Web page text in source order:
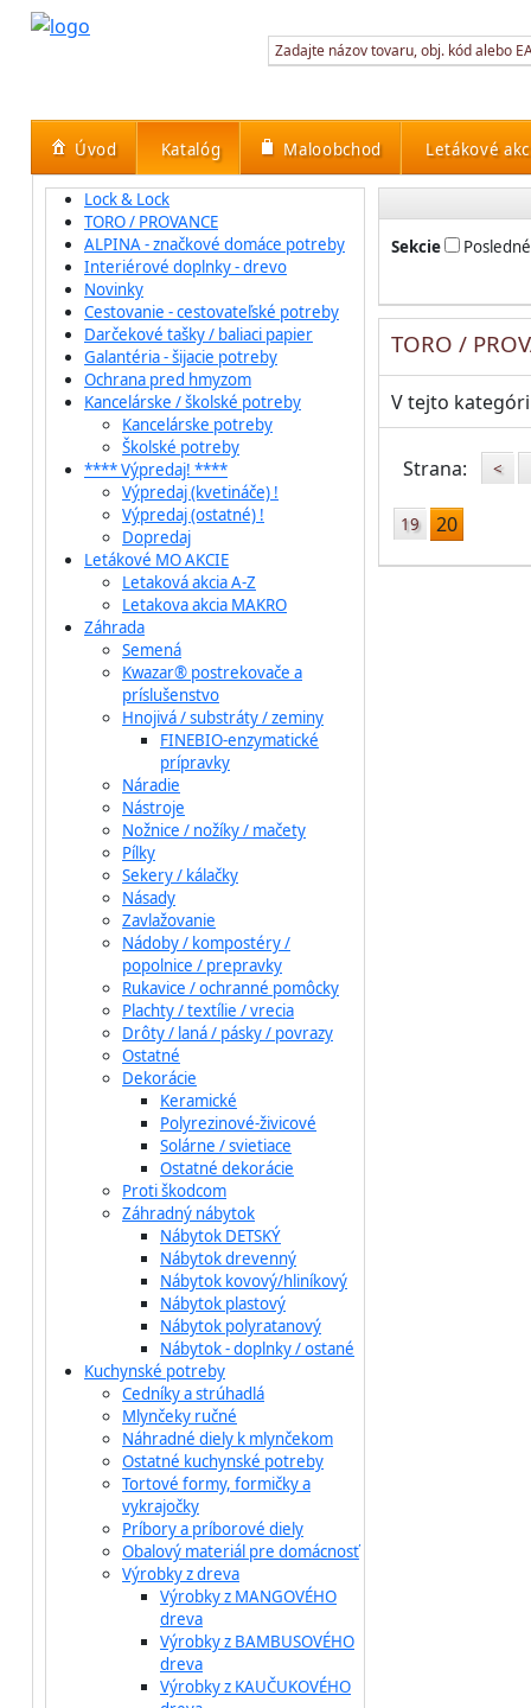
Úvod Katalóg Maloobchod Letákové
Lock & Lock
TORO / PROVANCE
ALPINA - značkové domáce potreby
Interiérové doplnky - drevo
Novinky
Cestovanie - cestovateľské potreby
Darčekové tašky / baliaci papier
Galantéria - šijacie potreby
Ochrana pred hmyzom
Kancelárske / školské potreby
Kancelárske potreby
Školské potreby
**** Výpredaj! ****
Výpredaj (kvetináče) !
Výpredaj (ostatné) !
Dopredaj
Letákové MO AKCIE
Letaková akcia A-Z
Letakova akcia MAKRO
Záhrada
Semená
Kwazar® postrekovače a
príslušenstvo
Hnojivá / substráty / zeminy
FINEBIO-enzymatické
prípravky
Náradie
Nástroje
Nožnice / nožíky / mačety
Pílky
Sekery / kálačky
Násady
Zavlažovanie
Nádoby / kompostéry /
popolnice / prepravky
Rukavice / ochranné pomôcky
Plachty / textílie / vrecia
Drôty / laná / pásky / povrazy
Ostatné
Dekorácie
Keramické
Polyrezinové-živicové
Solárne / svietiace
Ostatné dekorácie
Proti škodcom
Záhradný nábytok
Nábytok DETSKÝ
Nábytok drevenný
Nábytok kovový/hliníkový
Nábytok plastový
Nábytok polyratanový
Nábytok - doplnky / ostané
Kuchynské potreby
Cedníky a strúhadlá
Mlynčeky ručné
Náhradné diely k mlynčekom
Ostatné kuchynské potreby
Tortové formy, formičky a
vykrajočky
Príbory a príborové diely
Obalový materiál pre domácnosť
Výrobky z dreva
Výrobky z MANGOVÉHO
dreva
Výrobky z BAMBUSOVÉHO
dreva
Výrobky z KAUČUKOVÉHO
Sekcie
TORO /
V tejto
Strana: <
19 20